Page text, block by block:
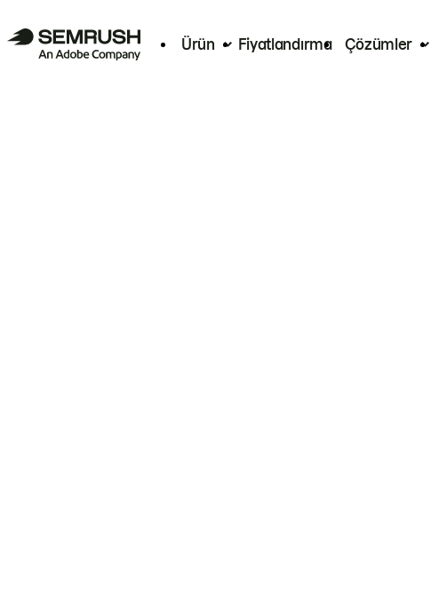
Ürün Fiyatlandırma Çözümler